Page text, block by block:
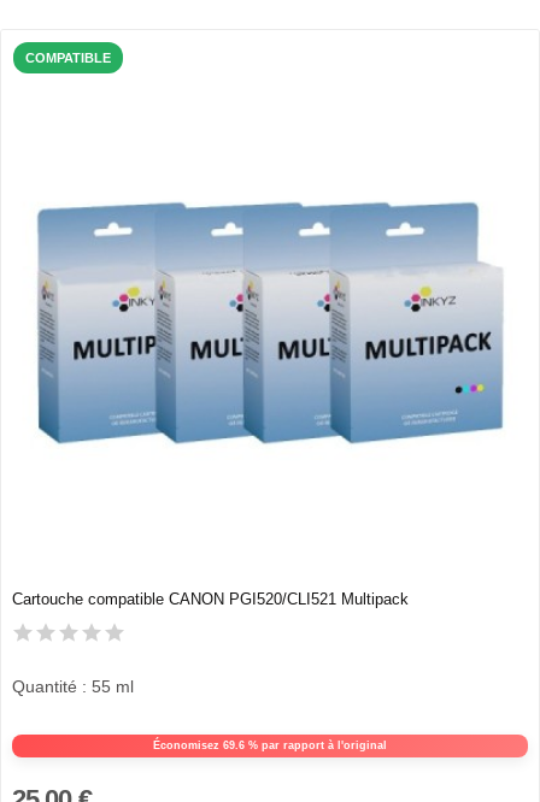
COMPATIBLE
Cartouche compatible CANON PGI520/CLI521 Multipack
Économisez 69.6 % par rapport à l'original
Quantité : 55 ml